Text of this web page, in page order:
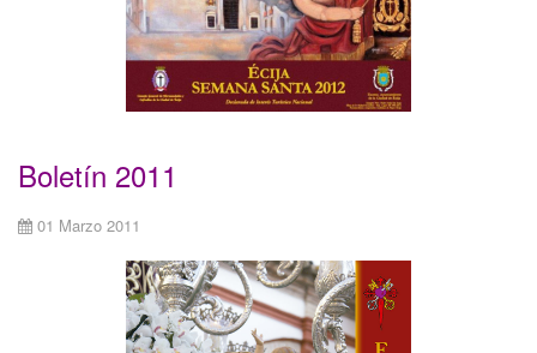
Boletín 2011
01 Marzo 2011